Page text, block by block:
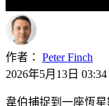
作者： Peter Finch
2026年5月13日 03:34
韋伯捕捉到一座恆